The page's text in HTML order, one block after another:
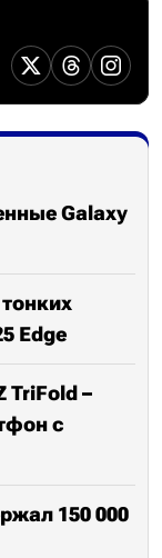
Galaxy
Edge
TriFold –
с
150 000